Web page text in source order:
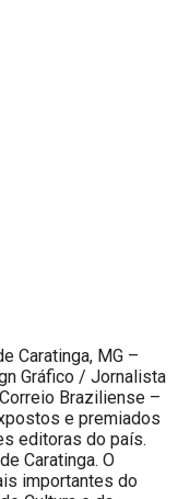
Caratinga, MG –
Gráfico / Jornalista
Braziliense –
e premiados
editoras do país.
Caratinga. O
importantes do